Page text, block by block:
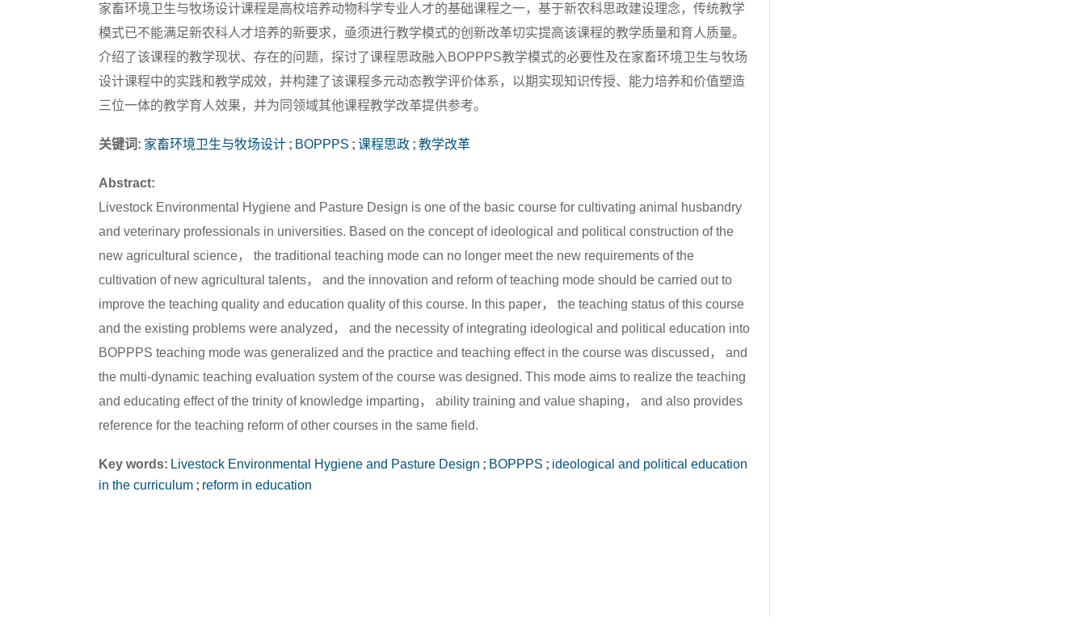
家畜环境卫生与牧场设计课程是高校培养动物科学专业人才的基础课程之一，基于新农科思政建设理念，传统教学
模式已不能满足新农科人才培养的新要求，亟须进行教学模式的创新改革切实提高该课程的教学质量和育人质量。
介绍了该课程的教学现状、存在的问题，探讨了课程思政融入BOPPPS教学模式的必要性及在家畜环境卫生与牧场
设计课程中的实践和教学成效，并构建了该课程多元动态教学评价体系，以期实现知识传授、能力培养和价值塑造
三位一体的教学育人效果，并为同领域其他课程教学改革提供参考。
关键词: 家畜环境卫生与牧场设计 ; BOPPPS ; 课程思政 ; 教学改革
Abstract:
Livestock Environmental Hygiene and Pasture Design is one of the basic course for cultivating animal husbandry
and veterinary professionals in universities. Based on the concept of ideological and political construction of the
new agricultural science， the traditional teaching mode can no longer meet the new requirements of the
cultivation of new agricultural talents， and the innovation and reform of teaching mode should be carried out to
improve the teaching quality and education quality of this course. In this paper， the teaching status of this course
and the existing problems were analyzed， and the necessity of integrating ideological and political education into
BOPPPS teaching mode was generalized and the practice and teaching effect in the course was discussed， and
the multi-dynamic teaching evaluation system of the course was designed. This mode aims to realize the teaching
and educating effect of the trinity of knowledge imparting， ability training and value shaping， and also provides
reference for the teaching reform of other courses in the same field.
Key words: Livestock Environmental Hygiene and Pasture Design ; BOPPPS ; ideological and political education
in the curriculum ; reform in education